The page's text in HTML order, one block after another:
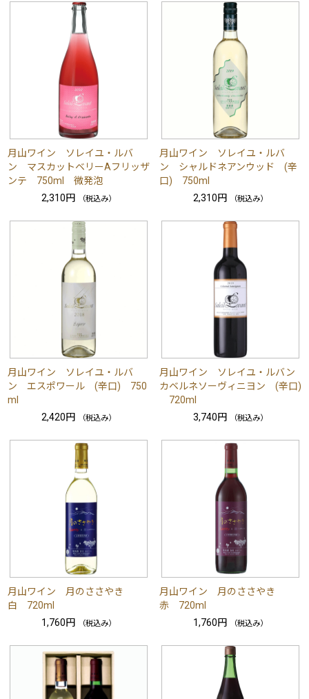
月山ワイン ソレイユ・ルバ
ン マスカットベリーAフリッザ
ンテ 750ml 微発泡
2,310円
（税込み）
月山ワイン ソレイユ・ルバ
ン シャルドネアンウッド (辛
口) 750ml
2,310円
（税込み）
月山ワイン ソレイユ・ルバ
ン エスポワール (辛口) 750
ml
2,420円
（税込み）
月山ワイン ソレイユ・ルバン
カベルネソーヴィニヨン (辛口)
720ml
3,740円
（税込み）
月山ワイン 月のささやき
白 720ml
1,760円
（税込み）
月山ワイン 月のささやき
赤 720ml
1,760円
（税込み）